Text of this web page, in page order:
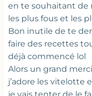
en te souhaitant de
les plus fous et les
Bon inutile de te
faire des recettes
déjà commencé lol
Alors un grand
j’adore les vitelotte